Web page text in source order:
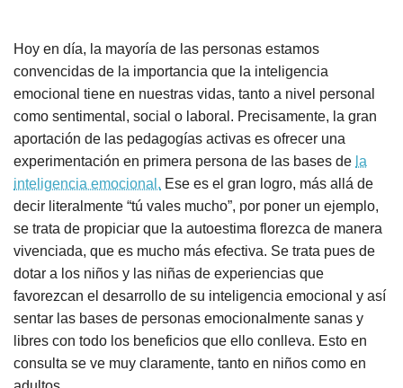
Hoy en día, la mayoría de las personas estamos
convencidas de la importancia que la inteligencia
emocional tiene en nuestras vidas, tanto a nivel personal
como sentimental, social o laboral. Precisamente, la gran
aportación de las pedagogías activas es ofrecer una
experimentación en primera persona de las bases de la
inteligencia emocional. Ese es el gran logro, más allá de
decir literalmente “tú vales mucho”, por poner un ejemplo,
se trata de propiciar que la autoestima florezca de manera
vivenciada, que es mucho más efectiva. Se trata pues de
dotar a los niños y las niñas de experiencias que
favorezcan el desarrollo de su inteligencia emocional y así
sentar las bases de personas emocionalmente sanas y
libres con todo los beneficios que ello conlleva. Esto en
consulta se ve muy claramente, tanto en niños como en